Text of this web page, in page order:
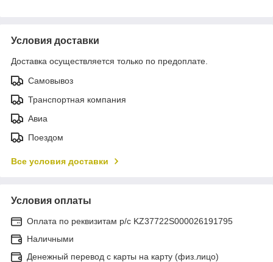
Условия доставки
Доставка осуществляется только по предоплате.
Самовывоз
Транспортная компания
Авиа
Поездом
Все условия доставки
Условия оплаты
Оплата по реквизитам р/с KZ37722S000026191795
Наличными
Денежный перевод с карты на карту (физ.лицо)